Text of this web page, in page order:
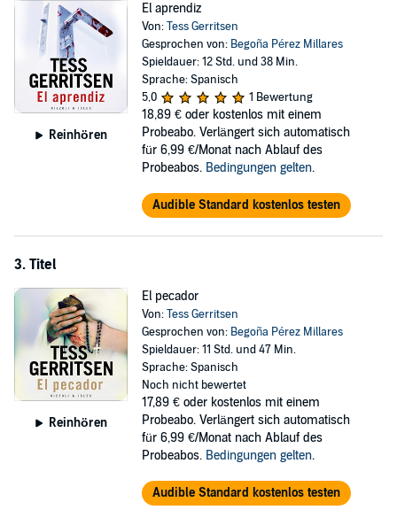
Reinhören
El aprendiz
Von:Tess Gerritsen
Gesprochen von: Begoña Pérez Millares
Spieldauer: 12 Std. und 38 Min.
Sprache: Spanisch
5,0
1 Bewertung
18,89 € oder kostenlos mit einem
Probeabo. Verlängert sich automatisch
für 6,99 €/Monat nach Ablauf des
Probeabos. Bedingungen gelten.
Audible Standard kostenlos testen
3. Titel
Reinhören
El pecador
Von:Tess Gerritsen
Gesprochen von: Begoña Pérez Millares
Spieldauer: 11 Std. und 47 Min.
Sprache: Spanisch
Noch nicht bewertet
17,89 € oder kostenlos mit einem
Probeabo. Verlängert sich automatisch
für 6,99 €/Monat nach Ablauf des
Probeabos. Bedingungen gelten.
Audible Standard kostenlos testen